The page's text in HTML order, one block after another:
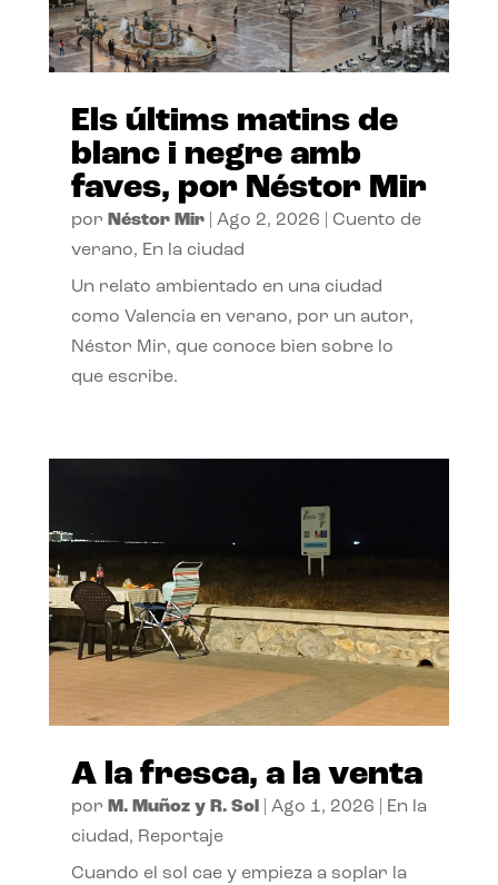
Els últims matins de
blanc i negre amb
faves, por Néstor Mir
por Néstor Mir| Ago 2, 2026
Cuento de
verano, En la ciudad
Un relato ambientado en una ciudad
como Valencia en verano, por un autor,
Néstor Mir, que conoce bien sobre lo
que escribe.
A la fresca, a la venta
por M. Muñoz y R. Sol| Ago 1, 2026
En la
ciudad, Reportaje
Cuando el sol cae y empieza a soplar la